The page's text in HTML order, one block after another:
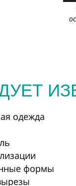
одежда
формы